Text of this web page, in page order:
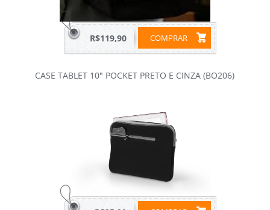
COMPRAR
R$119,90
CASE TABLET 10" POCKET PRETO E CINZA (BO206)